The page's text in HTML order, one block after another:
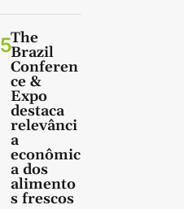
5The
Brazil
Conferen
ce &
Expo
destaca
relevânci
a
econômic
a dos
alimento
s frescos